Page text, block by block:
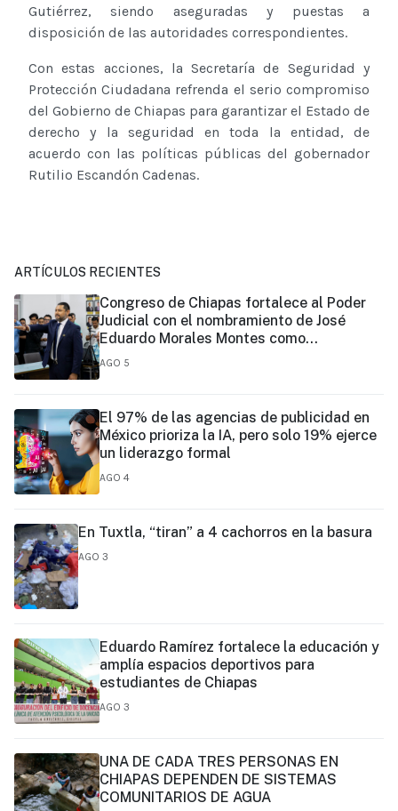
Gutiérrez, siendo aseguradas y puestas a
disposición de las autoridades correspondientes.
Con estas acciones, la Secretaría de Seguridad y
Protección Ciudadana refrenda el serio compromiso
del Gobierno de Chiapas para garantizar el Estado de
derecho y la seguridad en toda la entidad, de
acuerdo con las políticas públicas del gobernador
Rutilio Escandón Cadenas.
ARTÍCULOS RECIENTES
Congreso de Chiapas fortalece al Poder
Judicial con el nombramiento de José
Eduardo Morales Montes como
magistrado
AGO 5
El 97% de las agencias de publicidad en
México prioriza la IA, pero solo 19% ejerce
un liderazgo formal
AGO 4
En Tuxtla, “tiran” a 4 cachorros en la basura
AGO 3
Eduardo Ramírez fortalece la educación y
amplía espacios deportivos para
estudiantes de Chiapas
AGO 3
UNA DE CADA TRES PERSONAS EN
CHIAPAS DEPENDEN DE SISTEMAS
COMUNITARIOS DE AGUA